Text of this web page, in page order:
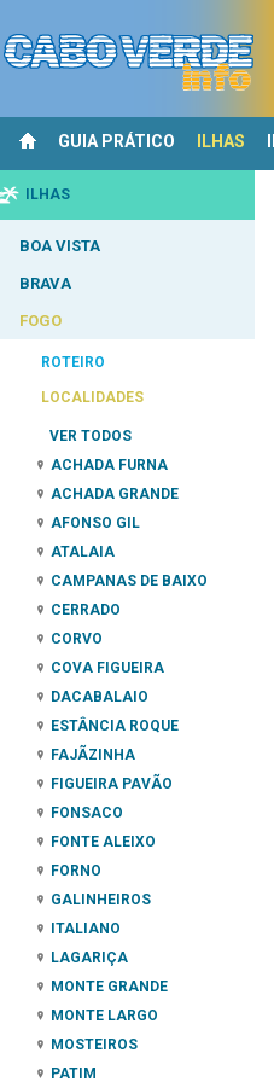
GUIA PRÁTICO ILHAS
ILHAS
BOA VISTA
BRAVA
FOGO
ROTEIRO
LOCALIDADES
VER TODOS
ACHADA FURNA
ACHADA GRANDE
AFONSO GIL
ATALAIA
CAMPANAS DE BAIXO
CERRADO
CORVO
COVA FIGUEIRA
DACABALAIO
ESTÂNCIA ROQUE
FAJÃZINHA
FIGUEIRA PAVÃO
FONSACO
FONTE ALEIXO
FORNO
GALINHEIROS
ITALIANO
LAGARIÇA
MONTE GRANDE
MONTE LARGO
MOSTEIROS
PATIM